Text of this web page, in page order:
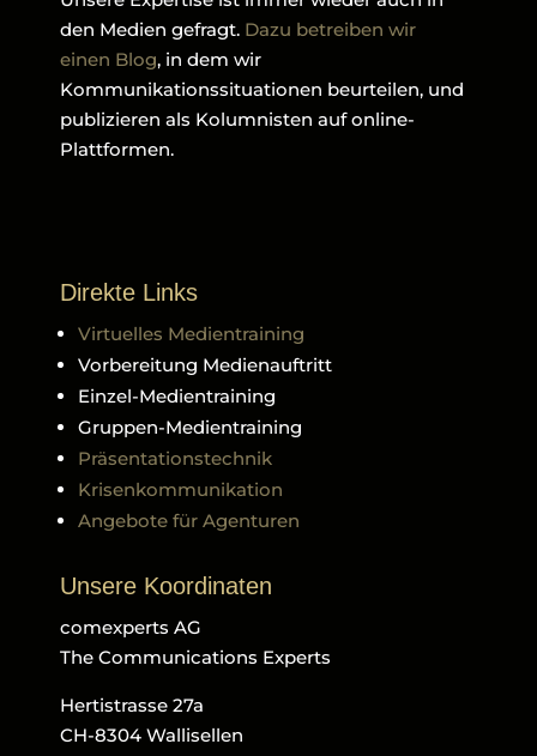
den Medien gefragt. Dazu betreiben wir
einen Blog, in dem wir
Kommunikationssituationen beurteilen, und
publizieren als Kolumnisten auf online-
Plattformen.
Direkte Links
Virtuelles Medientraining
Vorbereitung Medienauftritt
Einzel-Medientraining
Gruppen-Medientraining
Präsentationstechnik
Krisenkommunikation
Angebote für Agenturen
Unsere Koordinaten
comexperts AG
The Communications Experts
Hertistrasse 27a
CH-8304 Wallisellen